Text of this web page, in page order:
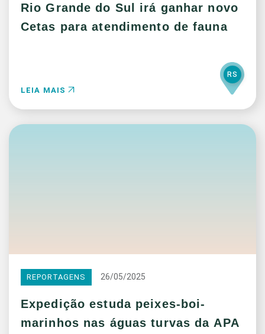
Rio Grande do Sul irá ganhar novo
Cetas para atendimento de fauna
LEIA MAIS
RS
REPORTAGENS 26/05/2025
Expedição estuda peixes-boi-
marinhos nas águas turvas da APA